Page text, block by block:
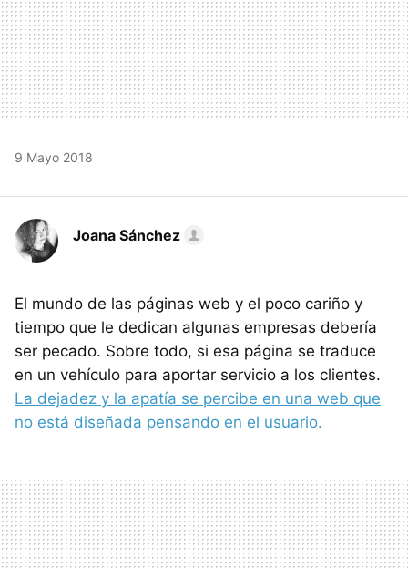
9 Mayo 2018
Joana Sánchez
El mundo de las páginas web y el poco cariño y
tiempo que le dedican algunas empresas debería
ser pecado. Sobre todo, si esa página se traduce
en un vehículo para aportar servicio a los clientes.
La dejadez y la apatía se percibe en una web que
no está diseñada pensando en el usuario.